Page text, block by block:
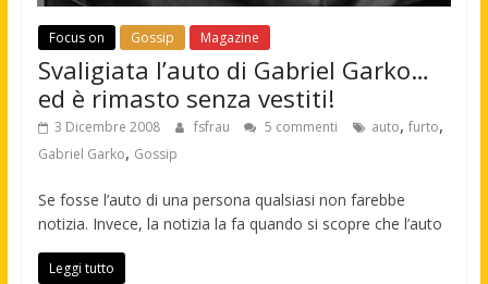
Focus on Gossip Magazine
Svaligiata l’auto di Gabriel Garko…
ed è rimasto senza vestiti!
3 Dicembre 2008 fsfrau 5 commenti auto, furto,
Gabriel Garko, Gossip
Se fosse l’auto di una persona qualsiasi non farebbe
notizia. Invece, la notizia la fa quando si scopre che l’auto
Leggi tutto